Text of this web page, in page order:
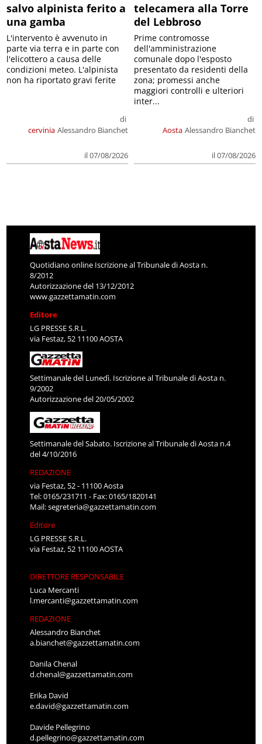
salvo alpinista ferito a
una gamba
cervinia
di
Alessandro Bianchet
il 07/08/2026
L'intervento è avvenuto in
parte via terra e in parte con
l'elicottero a causa delle
condizioni meteo. L'alpinista
non ha riportato gravi ferite
telecamera alla Torre
del Lebbroso
Aosta
di
Alessandro Bianchet
il 07/08/2026
Prime contromosse
dell'amministrazione
comunale dopo l'esposto
presentato da residenti della
zona; promessi anche
maggiori controlli e ulteriori
inter...
Quotidiano online Iscrizione al Tribunale di Aosta n.
8/2012
Autorizzazione del 13/12/2012
www.gazzettamatin.com
Editore
LG PRESSE S.R.L.
via Festaz, 52 11100 AOSTA
Settimanale del Lunedì. Iscrizione al Tribunale di Aosta n.
9/2002
Autorizzazione del 20/05/2002
Settimanale del Sabato. Iscrizione al Tribunale di Aosta n.4
del 4/10/2016
REDAZIONE
via Festaz, 52 - 11100 Aosta
Tel: 0165/231711 - Fax: 0165/1820141
Mail:segreteria@gazzettamatin.com
Editore
LG PRESSE S.R.L.
via Festaz, 52 11100 AOSTA
DIRETTORE RESPONSABILE
Luca Mercanti
l.mercanti@gazzettamatin.com
REDAZIONE
Alessandro Bianchet
a.bianchet@gazzettamatin.com
Danila Chenal
d.chenal@gazzettamatin.com
Erika David
e.david@gazzettamatin.com
Davide Pellegrino
d.pellegrino@gazzettamatin.com